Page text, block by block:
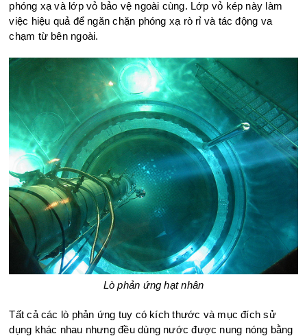
phóng xạ và lớp vỏ bảo vệ ngoài cùng. Lớp vỏ kép này làm
việc hiệu quả để ngăn chặn phóng xạ rò rỉ và tác động va
chạm từ bên ngoài.
Lò phản ứng hạt nhân
Tất cả các lò phản ứng tuy có kích thước và mục đích sử
dụng khác nhau nhưng đều dùng nước được nung nóng bằng